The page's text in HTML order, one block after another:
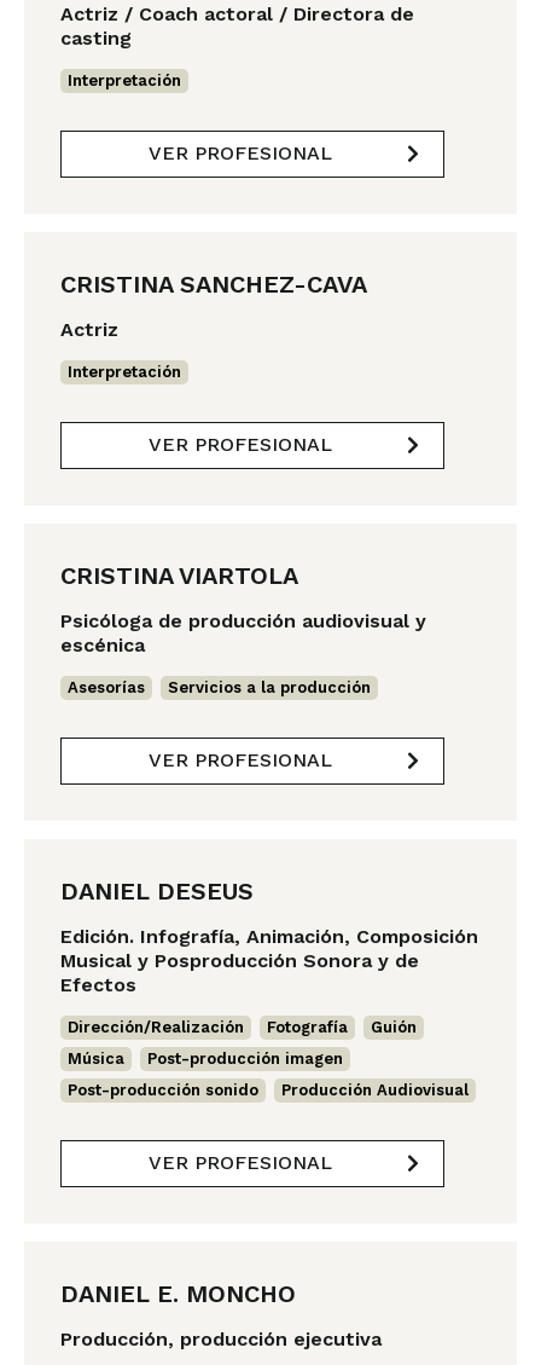
Actriz / Coach actoral / Directora de
casting
Interpretación
VER PROFESIONAL
CRISTINA SANCHEZ-CAVA
Actriz
Interpretación
VER PROFESIONAL
CRISTINA VIARTOLA
Psicóloga de producción audiovisual y
escénica
Asesorías Servicios a la producción
VER PROFESIONAL
DANIEL DESEUS
Edición. Infografía, Animación, Composición
Musical y Posproducción Sonora y de
Efectos
Dirección/Realización Fotografía Guión
Música
Post-producción imagen
Post-producción sonido
Producción Audiovisual
VER PROFESIONAL
DANIEL E. MONCHO
Producción, producción ejecutiva